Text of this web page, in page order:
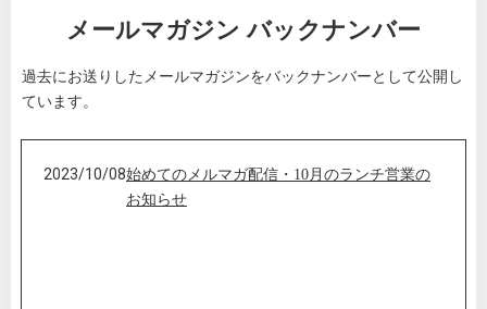
メールマガジン バックナンバー
過去にお送りしたメールマガジンをバックナンバーとして公開し
ています。
2023/10/08始めてのメルマガ配信・10月のランチ営業の
お知らせ